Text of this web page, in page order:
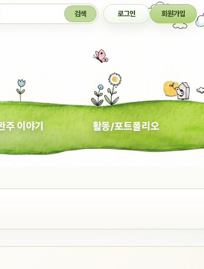
검색 로그인 회원가입
주 이야기 활동/포트폴리오